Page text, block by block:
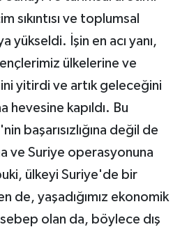
sıkıntısı ve toplumsal
yükseldi. İşin en acı yanı,
ülkelerine ve
yitirdi ve artık geleceğini
hevesine kapıldı. Bu
başarısızlığına değil de
ve Suriye operasyonuna
ülkeyi Suriye'de bir
de, yaşadığımız ekonomik
olan da, böylece dış